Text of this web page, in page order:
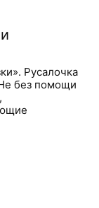
Русалочка
без помощи